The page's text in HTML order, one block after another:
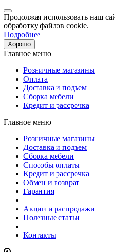
Продолжая использовать наш
обработку файлов cookie.
Подробнее
Хорошо
Главное меню
Розничные магазины
Оплата
Доставка и подъем
Сборка мебели
Кредит и рассрочка
Главное меню
Розничные магазины
Доставка и подъем
Сборка мебели
Способы оплаты
Кредит и рассрочка
Обмен и возврат
Гарантия
Акции и распродажи
Полезные статьи
Контакты